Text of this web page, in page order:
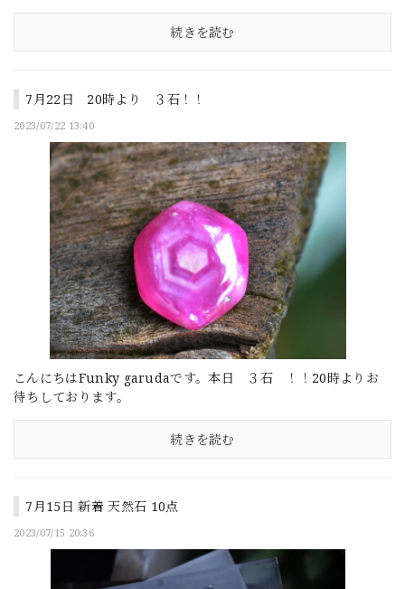
続きを読む
7月22日 20時より ３石！！
2023/07/22 13:40
こんにちはFunky garudaです。本日 ３石 ！！20時よりお
待ちしております。
続きを読む
7月15日 新着 天然石 10点
2023/07/15 20:36